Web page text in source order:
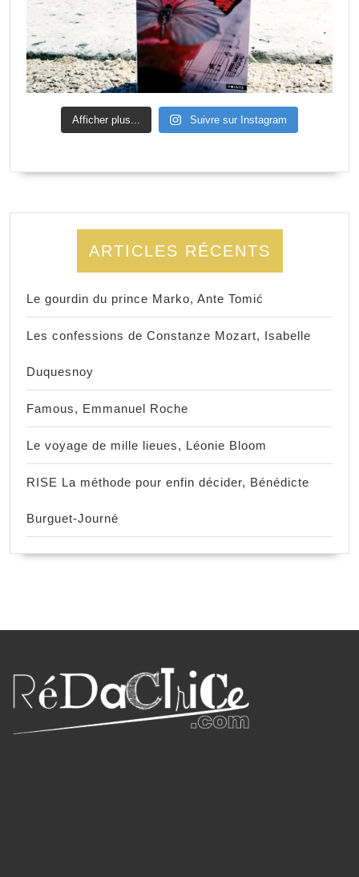
Afficher plus... Suivre sur Instagram
ARTICLES RÉCENTS
Le gourdin du prince Marko, Ante Tomić
Les confessions de Constanze Mozart, Isabelle
Duquesnoy
Famous, Emmanuel Roche
Le voyage de mille lieues, Léonie Bloom
RISE La méthode pour enfin décider, Bénédicte
Burguet-Journé